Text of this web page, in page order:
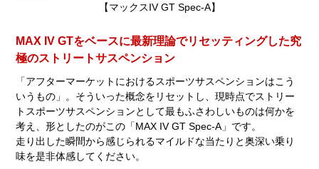
【マックスIV GT Spec-A】
MAX IV GTをベースに最新理論でリセッティングした究
極のストリートサスペンション
「アフターマーケットにおけるスポーツサスペンションはこう
いうもの」。そういった概念をリセットし、現時点でストリー
トスポーツサスペンションとして最もふさわしいものは何かを
考え、形としたのがこの「MAX IV GT Spec-A」です。
走り出した瞬間から感じられるマイルドな当たりと奥深い乗り
味を是非体感してください。